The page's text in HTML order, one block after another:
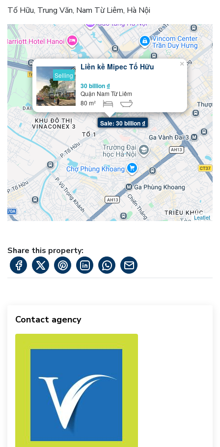
Tố Hữu, Trung Văn, Nam Từ Liêm, Hà Nội
Sale: 30 billion ₫
Selling
Liền kề Mipec Tố Hữu
30 billion ₫
Quận Nam Từ Liêm
80 m²
×
Leaflet
Share this property:
Contact agency